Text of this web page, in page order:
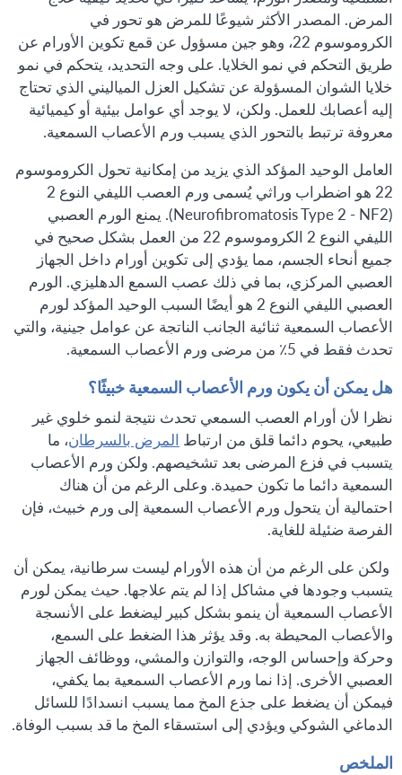
المرض. المصدر الأكثر شيوعًا للمرض هو تحور في
الكروموسوم 22، وهو جين مسؤول عن قمع تكوين الأورام عن
طريق التحكم في نمو الخلايا. على وجه التحديد، يتحكم في نمو
خلايا الشوان المسؤولة عن تشكيل العزل المياليني الذي تحتاج
إليه أعصابك للعمل. ولكن، لا يوجد أي عوامل بيئية أو كيميائية
معروفة ترتبط بالتحور الذي يسبب ورم الأعصاب السمعية.
العامل الوحيد المؤكد الذي يزيد من إمكانية تحول الكروموسوم
22 هو اضطراب وراثي يُسمى ورم العصب الليفي النوع 2
(Neurofibromatosis Type 2 - NF2). يمنع الورم العصبي
الليفي النوع 2 الكروموسوم 22 من العمل بشكل صحيح في
جميع أنحاء الجسم، مما يؤدي إلى تكوين أورام داخل الجهاز
العصبي المركزي، بما في ذلك عصب السمع الدهليزي. الورم
العصبي الليفي النوع 2 هو أيضًا السبب الوحيد المؤكد لورم
الأعصاب السمعية ثنائية الجانب الناتجة عن عوامل جينية، والتي
تحدث فقط في 5٪ من مرضى ورم الأعصاب السمعية.
هل يمكن أن يكون ورم الأعصاب السمعية خبيثًا؟
نظرا لأن أورام العصب السمعي تحدث نتيجة لنمو خلوي غير
طبيعي، يحوم دائما قلق من ارتباط المرض بالسرطان، ما
يتسبب في فزع المرضى بعد تشخيصهم. ولكن ورم الأعصاب
السمعية دائما ما تكون حميدة. وعلى الرغم من أن هناك
احتمالية أن يتحول ورم الأعصاب السمعية إلى ورم خبيث، فإن
الفرصة ضئيلة للغاية.
ولكن على الرغم من أن هذه الأورام ليست سرطانية، يمكن أن
يتسبب وجودها في مشاكل إذا لم يتم علاجها. حيث يمكن لورم
الأعصاب السمعية أن ينمو بشكل كبير ليضغط على الأنسجة
والأعصاب المحيطة به. وقد يؤثر هذا الضغط على السمع،
وحركة وإحساس الوجه، والتوازن والمشي، ووظائف الجهاز
العصبي الأخرى. إذا نما ورم الأعصاب السمعية بما يكفي،
فيمكن أن يضغط على جذع المخ مما يسبب انسدادًا للسائل
الدماغي الشوكي ويؤدي إلى استسقاء المخ ما قد بسبب الوفاة.
الملخص